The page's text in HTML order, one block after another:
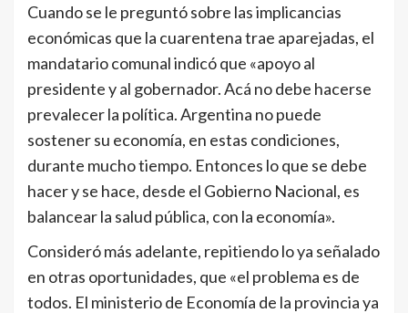
Cuando se le preguntó sobre las implicancias
económicas que la cuarentena trae aparejadas, el
mandatario comunal indicó que «apoyo al
presidente y al gobernador. Acá no debe hacerse
prevalecer la política. Argentina no puede
sostener su economía, en estas condiciones,
durante mucho tiempo. Entonces lo que se debe
hacer y se hace, desde el Gobierno Nacional, es
balancear la salud pública, con la economía».
Consideró más adelante, repitiendo lo ya señalado
en otras oportunidades, que «el problema es de
todos. El ministerio de Economía de la provincia ya